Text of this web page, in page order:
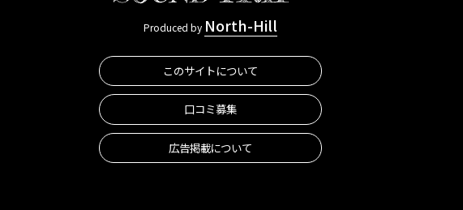
Produced by North-Hill
このサイトについて
口コミ募集
広告掲載について